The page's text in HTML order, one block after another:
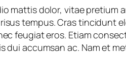
mattis dolor, vitae pretium
tempus. Cras tincidunt
feugiat eros. Etiam
dui accumsan ac. Nam et